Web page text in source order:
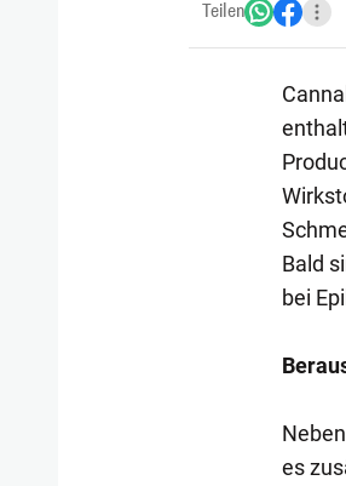
Teilen
Bald
bei
es